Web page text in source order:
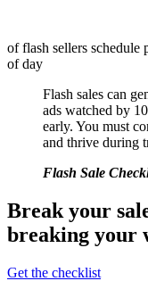
of flash sellers schedule
of day
Flash sales can
ads watched by
early. You must
and thrive during
Flash Sale
Break your
breaking your
Get the checklist